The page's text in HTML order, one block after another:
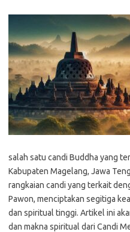
salah satu candi Buddha yang
Kabupaten Magelang, Jawa
rangkaian candi yang terkait
Pawon, menciptakan segitiga
dan spiritual tinggi. Artikel ini
dan makna spiritual dari Candi